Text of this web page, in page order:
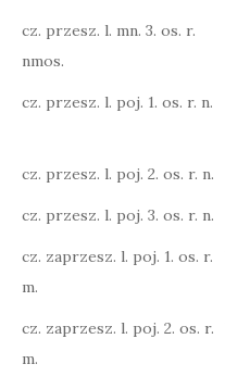
cz. przesz. l. mn. 3. os. r.
nmos.
cz. przesz. l. poj. 1. os. r. n.
cz. przesz. l. poj. 2. os. r. n.
cz. przesz. l. poj. 3. os. r. n.
cz. zaprzesz. l. poj. 1. os. r.
m.
cz. zaprzesz. l. poj. 2. os. r.
m.